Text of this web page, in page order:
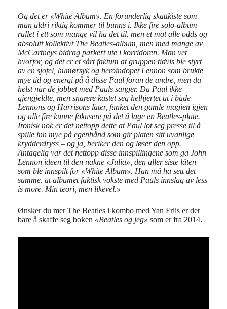
Og det er «White Album». En forunderlig skattkiste som
man aldri riktig kommer til bunns i. Ikke fire solo-album
rullet i ett som mange vil ha det til, men et mot alle odds og
absolutt kollektivt The Beatles-album, men med mange av
McCartneys bidrag parkert ute i korridoren. Man vet
hvorfor, og det er et sårt faktum at gruppen tidvis ble styrt
av en sjofel, humørsyk og heroindopet Lennon som brukte
mye tid og energi på å disse Paul foran de andre, men da
helst når de jobbet med Pauls sanger. Da Paul ikke
gjengjeldte, men snarere kastet seg helhjertet ut i både
Lennons og Harrisons låter, funket den gamle magien igjen
og alle fire kunne fokusere på det å lage en Beatles-plate.
Ironisk nok er det nettopp dette at Paul lot seg presse til å
spille inn mye på egenhånd som gir platen sitt uvanlige
krydderdryss – og ja, beriker den og løser den opp.
Antagelig var det nettopp disse innspillingene som ga John
Lennon ideen til den nakne «Julia», den aller siste låten
som ble innspilt for «White Album». Han må ha sett det
samme, at albumet faktisk vokste med Pauls innslag av less
is more. Min teori, men likevel.»
Ønsker du mer The Beatles i kombo med Yan Friis er det
bare å skaffe seg boken «Beatles og jeg» som er fra 2014.